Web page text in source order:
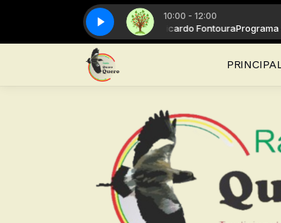
10:00 - 12:00
- Galpão de Campanha com Ricardo FontouraPrograma -
Dica rural - Completo Dica rural - Completo